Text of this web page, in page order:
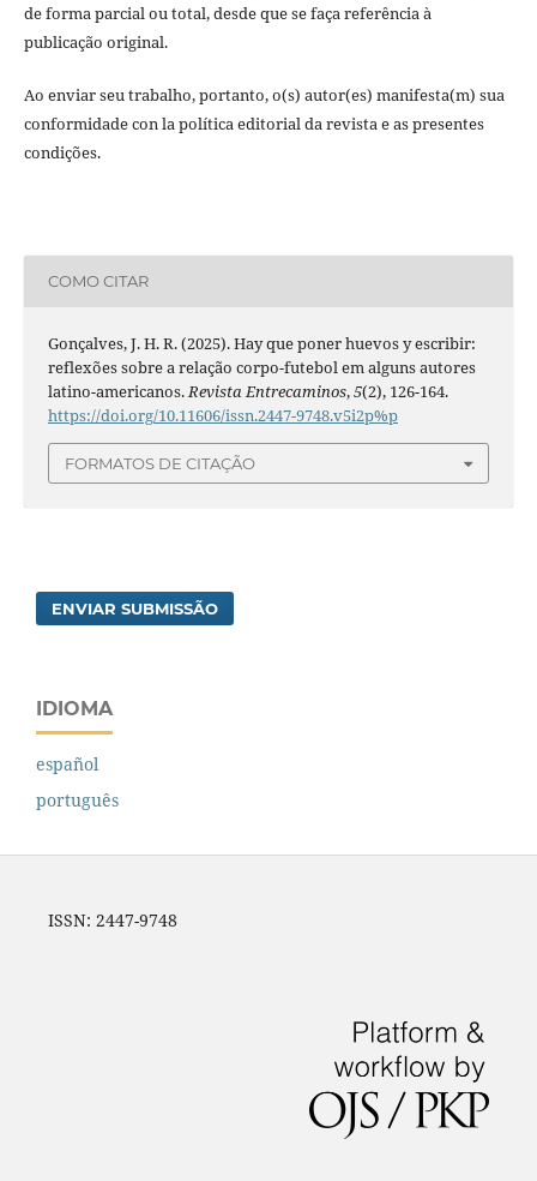
de forma parcial ou total, desde que se faça referência à
publicação original.
Ao enviar seu trabalho, portanto, o(s) autor(es) manifesta(m) sua
conformidade con la política editorial da revista e as presentes
condições.
COMO CITAR
Gonçalves, J. H. R. (2025). Hay que poner huevos y escribir:
reflexões sobre a relação corpo-futebol em alguns autores
latino-americanos. Revista Entrecaminos,5(2), 126-164.
https://doi.org/10.11606/issn.2447-9748.v5i2p%p
FORMATOS DE CITAÇÃO
ENVIAR SUBMISSÃO
IDIOMA
español
português
ISSN: 2447-9748